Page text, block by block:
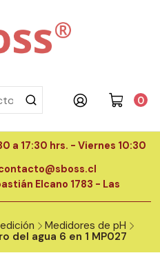
0
a 17:30 hrs. - Viernes 10:30
Elcano 1783 - Las
Medidores de pH
del agua 6 en 1 MP027